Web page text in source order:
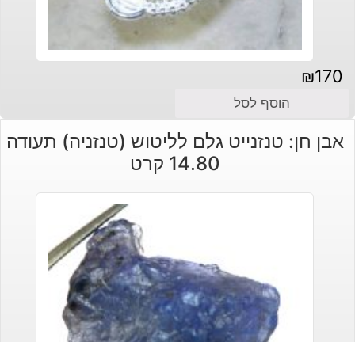
₪170
הוסף לסל
אבן חן: טנזנייט גלם לליטוש (טנזניה) תעודה
14.80 קרט